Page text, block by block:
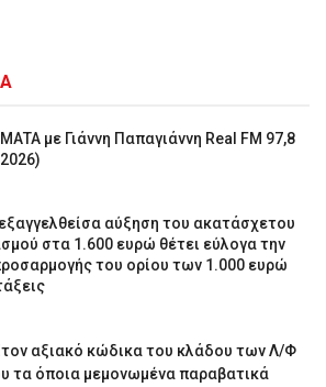
με Γιάννη Παπαγιάννη Real FM 97,8
αύξηση του ακατάσχετου
στα 1.600 ευρώ θέτει εύλογα την
του ορίου των 1.000 ευρώ
αξιακό κώδικα του κλάδου των Λ/Φ
τα όποια μεμονωμένα παραβατικά